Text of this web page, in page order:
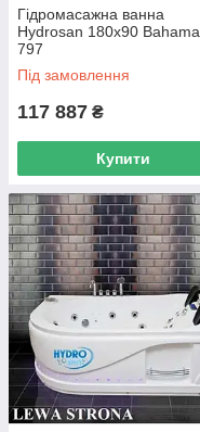
Гідромасажна ванна
Hydrosan 180х90 Bahama
797
Під замовлення
117 887 ₴
Купити